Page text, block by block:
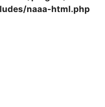
naaa-html.php